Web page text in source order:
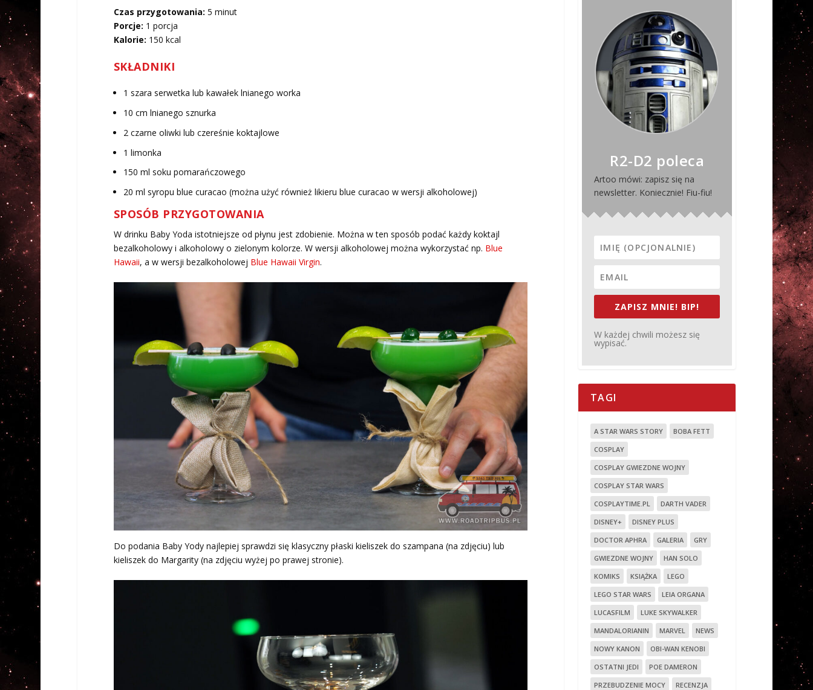
Czas przygotowania: 5 minut
Porcje: 1 porcja
Kalorie: 150 kcal
SKŁADNIKI
1 szara serwetka lub kawałek lnianego worka
10 cm lnianego sznurka
2 czarne oliwki lub czereśnie koktajlowe
1 limonka
150 ml soku pomarańczowego
20 ml syropu blue curacao (można użyć również likieru blue curacao w wersji alkoholowej)
SPOSÓB PRZYGOTOWANIA
W drinku Baby Yoda istotniejsze od płynu jest zdobienie. Można w ten sposób podać każdy koktajl
bezalkoholowy i alkoholowy o zielonym kolorze. W wersji alkoholowej można wykorzystać np. Blue
Hawaii, a w wersji bezalkoholowej Blue Hawaii Virgin.
Do podania Baby Yody najlepiej sprawdzi się klasyczny płaski kieliszek do szampana (na zdjęciu) lub
kieliszek do Margarity (na zdjęciu wyżej po prawej stronie).
R2-D2 poleca
Artoo mówi: zapisz się na
newsletter. Koniecznie! Fiu-fiu!
ZAPISZ MNIE! BIP!
W każdej chwili możesz się
wypisać.
TAGI
A STAR WARS STORY
BOBA FETT
COSPLAY
COSPLAY GWIEZDNE WOJNY
COSPLAY STAR WARS
COSPLAYTIME.PL
DARTH VADER
DISNEY+
DISNEY PLUS
DOCTOR APHRA
GALERIA
GRY
GWIEZDNE WOJNY
HAN SOLO
KOMIKS
KSIĄŻKA
LEGO
LEGO STAR WARS
LEIA ORGANA
LUCASFILM
LUKE SKYWALKER
MANDALORIANIN
MARVEL
NEWS
NOWY KANON
OBI-WAN KENOBI
OSTATNI JEDI
POE DAMERON
PRZEBUDZENIE MOCY
RECENZJA